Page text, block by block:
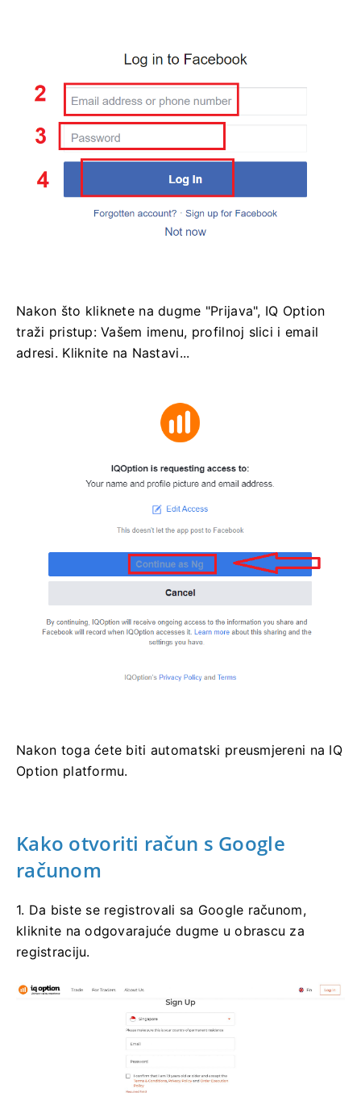
Nakon što kliknete na dugme "Prijava", IQ Option
traži pristup: Vašem imenu, profilnoj slici i email
adresi. Kliknite na Nastavi...
Nakon toga ćete biti automatski preusmjereni na IQ
Option platformu.
Kako otvoriti račun s Google
računom
1. Da biste se registrovali sa Google računom,
kliknite na odgovarajuće dugme u obrascu za
registraciju.